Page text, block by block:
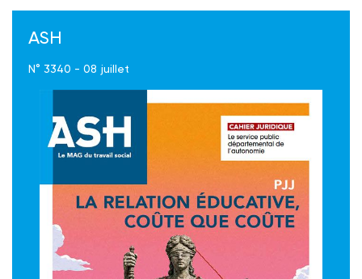
ASH
N° 3340 - 08 juillet